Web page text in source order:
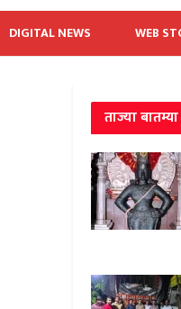
DIGITAL NEWS WEB
ताज्या बातम्या